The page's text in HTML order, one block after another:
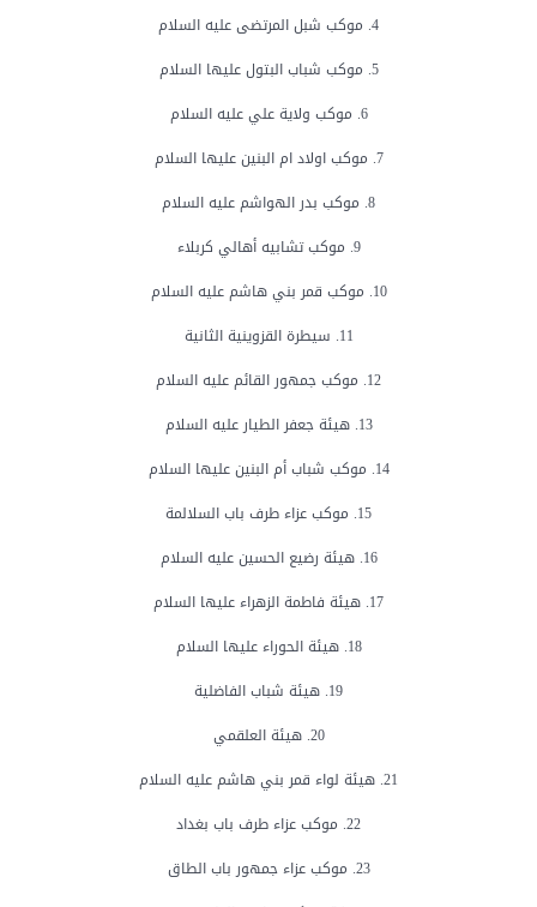
4. موكب شبل المرتضى عليه السلام
5. موكب شباب البتول عليها السلام
6. موكب ولاية علي عليه السلام
7. موكب اولاد ام البنين عليها السلام
8. موكب بدر الهواشم عليه السلام
9. موكب تشابيه أهالي كربلاء
10. موكب قمر بني هاشم عليه السلام
11. سيطرة القزوينية الثانية
12. موكب جمهور القائم عليه السلام
13. هيئة جعفر الطيار عليه السلام
14. موكب شباب أم البنين عليها السلام
15. موكب عزاء طرف باب السلالمة
16. هيئة رضيع الحسين عليه السلام
17. هيئة فاطمة الزهراء عليها السلام
18. هيئة الحوراء عليها السلام
19. هيئة شباب الفاضلية
20. هيئة العلقمي
21. هيئة لواء قمر بني هاشم عليه السلام
22. موكب عزاء طرف باب بغداد
23. موكب عزاء جمهور باب الطاق